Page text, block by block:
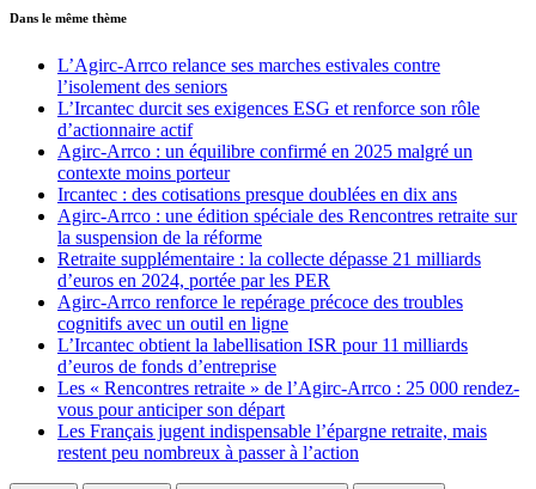
Dans le même thème
L’Agirc-Arrco relance ses marches estivales contre
l’isolement des seniors
L’Ircantec durcit ses exigences ESG et renforce son rôle
d’actionnaire actif
Agirc-Arrco : un équilibre confirmé en 2025 malgré un
contexte moins porteur
Ircantec : des cotisations presque doublées en dix ans
Agirc-Arrco : une édition spéciale des Rencontres retraite sur
la suspension de la réforme
Retraite supplémentaire : la collecte dépasse 21 milliards
d’euros en 2024, portée par les PER
Agirc-Arrco renforce le repérage précoce des troubles
cognitifs avec un outil en ligne
L’Ircantec obtient la labellisation ISR pour 11 milliards
d’euros de fonds d’entreprise
Les « Rencontres retraite » de l’Agirc-Arrco : 25 000 rendez-
vous pour anticiper son départ
Les Français jugent indispensable l’épargne retraite, mais
restent peu nombreux à passer à l’action